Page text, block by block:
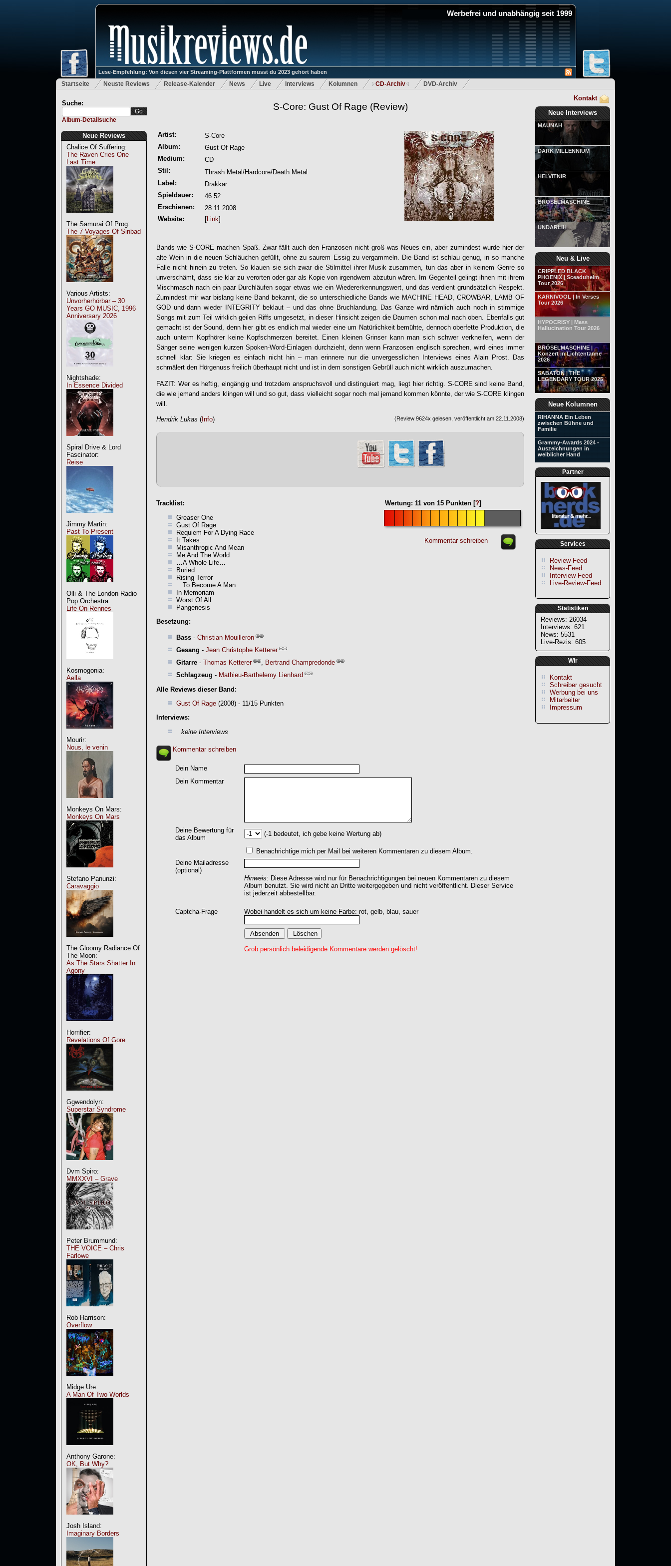
Werbefrei und unabhängig seit 1999
Lese-Empfehlung: Von diesen vier Streaming-Plattformen musst du 2023 gehört haben
Startseite Neuste Reviews Release-Kalender News Live Interviews Kolumnen CD-Archiv DVD-Archiv
Suche:
Album-Detailsuche
Neue Reviews
Chalice Of Suffering:
The Raven Cries One
Last Time
The Samurai Of Prog:
The 7 Voyages Of Sinbad
Various Artists:
Unvorherhörbar – 30
Years GO MUSIC, 1996
Anniversary 2026
Nightshade:
In Essence Divided
Spiral Drive & Lord
Fascinator:
Reise
Jimmy Martin:
Past To Present
Olli & The London Radio
Pop Orchestra:
Life On Rennes
Kosmogonia:
Aella
Mourir:
Nous, le venin
Monkeys On Mars:
Monkeys On Mars
Stefano Panunzi:
Caravaggio
The Gloomy Radiance Of
The Moon:
As The Stars Shatter In
Agony
Horrifier:
Revelations Of Gore
Ggwendolyn:
Superstar Syndrome
Dvm Spiro:
MMXXVI – Grave
Peter Brummund:
THE VOICE – Chris
Farlowe
Rob Harrison:
Overflow
Midge Ure:
A Man Of Two Worlds
Anthony Garone:
OK, But Why?
Josh Island:
Imaginary Borders
Kontakt
Neue Interviews
MAUNAH
DARK MILLENNIUM
HELVITNIR
BRÖSELMASCHINE
UNDARLIH
Neu & Live
CRIPPLED BLACK
PHOENIX | Sceaduhelm
Tour 2026
KARNIVOOL | In Verses
Tour 2026
HYPOCRISY | Mass
Hallucination Tour 2026
BRÖSELMASCHINE |
Konzert in Lichtentanne
2026
SABATON | THE
LEGENDARY TOUR 2025
Neue Kolumnen
RIHANNA Ein Leben
zwischen Bühne und
Familie
Grammy-Awards 2024 -
Auszeichnungen in
weiblicher Hand
Partner
Services
Review-Feed
News-Feed
Interview-Feed
Live-Review-Feed
Statistiken
Reviews: 26034
Interviews: 621
News: 5531
Live-Rezis: 605
Wir
Kontakt
Schreiber gesucht
Werbung bei uns
Mitarbeiter
Impressum
S-Core: Gust Of Rage (Review)
Artist:
S-Core
Album:
Gust Of Rage
Medium:
CD
Stil:
Thrash Metal/Hardcore/Death Metal
Label:
Drakkar
Spieldauer:
46:52
Erschienen:
28.11.2008
Website:
[Link]
Bands wieS-CORE machen Spaß. Zwar fällt auch den Franzosen nicht groß was Neues ein, aber zumindest wurde hier der
alte Wein in die neuen Schläuchen gefüllt, ohne zu saurem Essig zu vergammeln. Die Band ist schlau genug, in so manche
Falle nicht hinein zu treten. So klauen sie sich zwar die Stilmittel ihrer Musik zusammen, tun das aber in keinem Genre so
unverschämt, dass sie klar zu verorten oder gar als Kopie von irgendwem abzutun wären. Im Gegenteil gelingt ihnen mit ihrem
Mischmasch nach ein paar Durchläufen sogar etwas wie ein Wiedererkennungswert, und das verdient grundsätzlich Respekt.
Zumindest mir war bislang keine Band bekannt, die so unterschiedliche Bands wie MACHINE HEAD, CROWBAR, LAMB OF
GOD und dann wieder INTEGRITY beklaut – und das ohne Bruchlandung. Das Ganze wird nämlich auch noch in stimmige
Songs mit zum Teil wirklich geilen Riffs umgesetzt, in dieser Hinsicht zeigen die Daumen schon mal nach oben. Ebenfalls gut
gemacht ist der Sound, denn hier gibt es endlich mal wieder eine um Natürlichkeit bemühte, dennoch oberfette Produktion, die
auch unterm Kopfhörer keine Kopfschmerzen bereitet. Einen kleinen Grinser kann man sich schwer verkneifen, wenn der
Sänger seine wenigen kurzen Spoken-Word-Einlagen durchzieht, denn wenn Franzosen englisch sprechen, wird eines immer
schnell klar: Sie kriegen es einfach nicht hin – man erinnere nur die unvergesslichen Interviews eines Alain Prost. Das
schmälert den Hörgenuss freilich überhaupt nicht und ist in dem sonstigen Gebrüll auch nicht wirklich auszumachen.
FAZIT: Wer es heftig, eingängig und trotzdem anspruchsvoll und distinguiert mag, liegt hier richtig. S-CORE sind keine Band,
die wie jemand anders klingen will und so gut, dass vielleicht sogar noch mal jemand kommen könnte, der wie S-CORE klingen
will.
Hendrik Lukas ( Info) (Review 9624x gelesen, veröffentlicht am 22.11.2008)
Wertung: 11 von 15 Punkten [?]
Kommentar schreiben
Tracklist:
Greaser One
Gust Of Rage
Requiem For A Dying Race
It Takes…
Misanthropic And Mean
Me And The World
…A Whole Life…
Buried
Rising Terror
…To Become A Man
In Memoriam
Worst Of All
Pangenesis
Besetzung:
Bass - Christian Mouilleron
Gesang - Jean Christophe Ketterer
Gitarre - Thomas Ketterer , Bertrand Champredonde
Schlagzeug - Mathieu-Barthelemy Lienhard
Alle Reviews dieser Band:
Gust Of Rage (2008) - 11/15 Punkten
Interviews:
keine Interviews
Kommentar schreiben
Dein Name
Dein Kommentar
Deine Bewertung für
das Album
(-1 bedeutet, ich gebe keine Wertung ab)
Benachrichtige mich per Mail bei weiteren Kommentaren zu diesem Album.
Deine Mailadresse
(optional)
Hinweis: Diese Adresse wird nur für Benachrichtigungen bei neuen Kommentaren zu diesem
Album benutzt. Sie wird nicht an Dritte weitergegeben und nicht veröffentlicht. Dieser Service
ist jederzeit abbestellbar.
Captcha-Frage Wobei handelt es sich um keine Farbe: rot, gelb, blau, sauer
Grob persönlich beleidigende Kommentare werden gelöscht!